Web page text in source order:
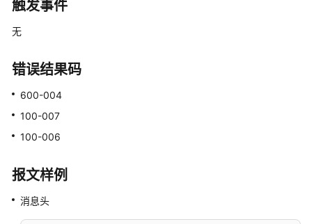
列
排
取
所
触发事件
无
错误结果码
600-004
100-007
100-006
报文样例
消息头